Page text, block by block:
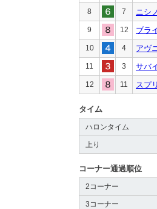
8 7 ニシ
9 12 ブラ
10 4 アヴ
11 3 サバ
12 11 スプ
タイム
ハロンタイム
上り
コーナー通過順位
2コーナー
3コーナー